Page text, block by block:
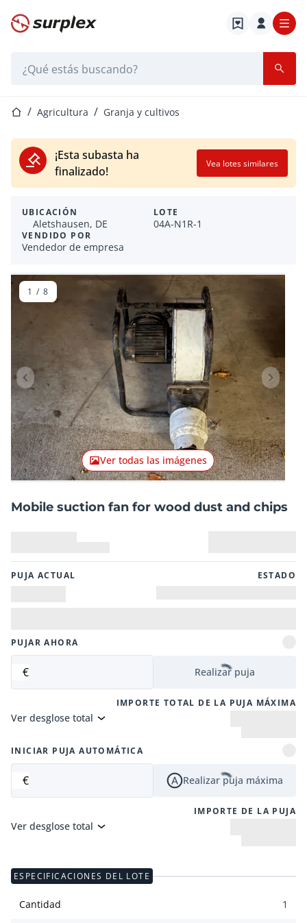
Página de inicio
Página de inicio
Agricultura Granja y cultivos
¡Esta subasta ha
finalizado!
Vea lotes similares
UBICACIÓN
Aletshausen, DE
VENDIDO POR
Vendedor de empresa
LOTE
04A-N1R-1
Artículo anterior
Ver todas las imágenes
1 / 8
Mobile suction fan for wood dust and chips
PUJA ACTUAL ESTADO
PUJAR AHORA
€ Realizar puja
IMPORTE TOTAL DE LA PUJA MÁXIMA
Ver desglose total
INICIAR PUJA AUTOMÁTICA
€ Realizar puja máxima
IMPORTE DE LA PUJA
Ver desglose total
ESPECIFICACIONES DEL LOTE
Cantidad 1